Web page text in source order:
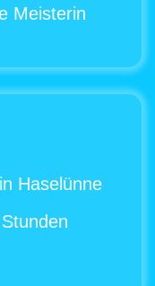
Meisterin
Haselünne